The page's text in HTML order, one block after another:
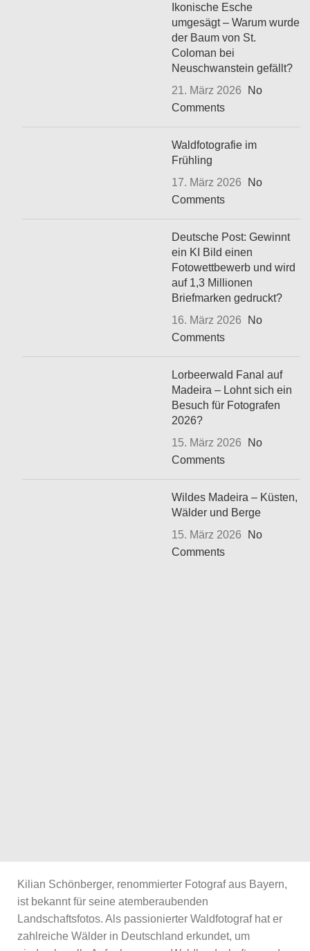
Ikonische Esche
umgesägt – Warum wurde
der Baum von St.
Coloman bei
Neuschwanstein gefällt?
21. März 2026
No
Comments
Waldfotografie im
Frühling
17. März 2026
No
Comments
Deutsche Post: Gewinnt
ein KI Bild einen
Fotowettbewerb und wird
auf 1,3 Millionen
Briefmarken gedruckt?
16. März 2026
No
Comments
Lorbeerwald Fanal auf
Madeira – Lohnt sich ein
Besuch für Fotografen
2026?
15. März 2026
No
Comments
Wildes Madeira – Küsten,
Wälder und Berge
15. März 2026
No
Comments
Kilian Schönberger, renommierter Fotograf aus Bayern,
ist bekannt für seine atemberaubenden
Landschaftsfotos. Als passionierter Waldfotograf hat er
zahlreiche Wälder in Deutschland erkundet, um